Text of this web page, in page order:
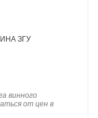
ЗГУ
винного
от цен в